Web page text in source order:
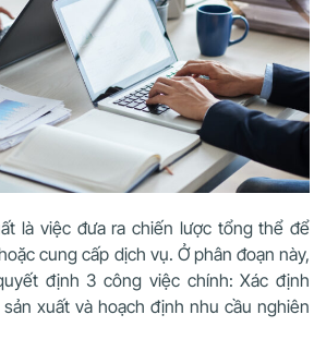
là việc đưa ra chiến lược tổng thể để
cung cấp dịch vụ. Ở phân đoạn này,
định 3 công việc chính: Xác định
xuất và hoạch định nhu cầu nghiên